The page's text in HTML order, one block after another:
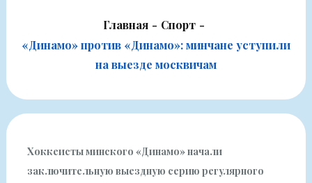
Главная
Спорт
«Динамо» против «Динамо»: минчане уступили
на выезде москвичам
Хоккеисты минского «Динамо» начали
заключительную выездную серию регулярного